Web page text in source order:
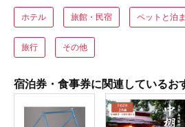
ホテル 旅館・民宿 ペットと泊
旅行 その他
宿泊券・食事券に関連しているお